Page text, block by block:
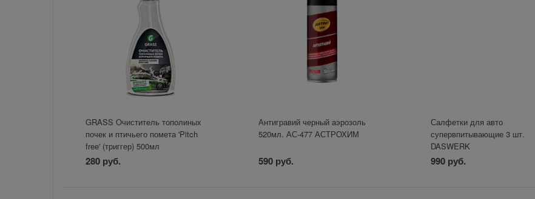
GRASS Очиститель тополиных
почек и птичьего помета 'Pitch
free' (триггер) 500мл
280 руб.
Антигравий черный аэрозоль
520мл. АС-477 АСТРОХИМ
590 руб.
Салфетки для авто
супервпитывающие 3 шт.
DASWERK
990 руб.